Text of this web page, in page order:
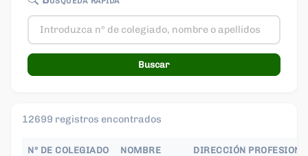
12699 registros encontrados
Nº DE COLEGIADO NOMBRE DIRECCIÓN